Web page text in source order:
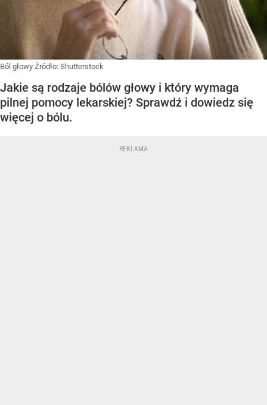
Ból głowy Źródło: Shutterstock
Jakie są rodzaje bólów głowy i który wymaga
pilnej pomocy lekarskiej? Sprawdź i dowiedz się
więcej o bólu.